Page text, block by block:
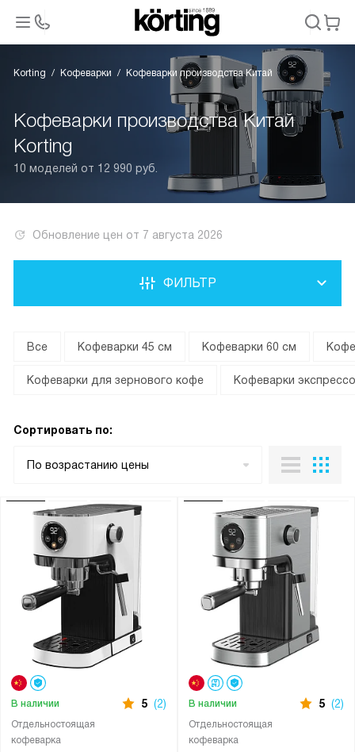
Korting Кофеварки Кофеварки производства Китай
Кофеварки производства Китай
Korting
10 моделей от 12 990 руб.
Обновление цен от 7 августа 2026
ФИЛЬТР
Все Кофеварки 45 см Кофеварки 60 см
Кофеварки для зернового кофе Кофеварки экспрессо
Сортировать по:
По возрастанию цены
Отдельностоящая
кофеварка
В наличии 5 (2)
Отдельностоящая
кофеварка
В наличии 5 (2)